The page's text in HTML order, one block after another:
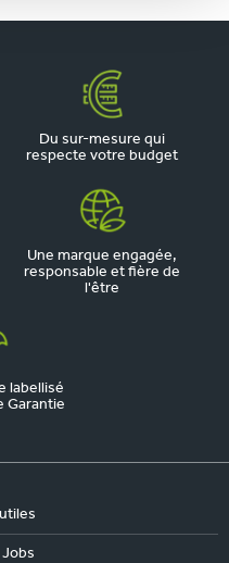
Du sur-mesure qui
respecte votre budget
Une marque engagée,
responsable et fière de
l'être
labellisé
Garantie
Jobs